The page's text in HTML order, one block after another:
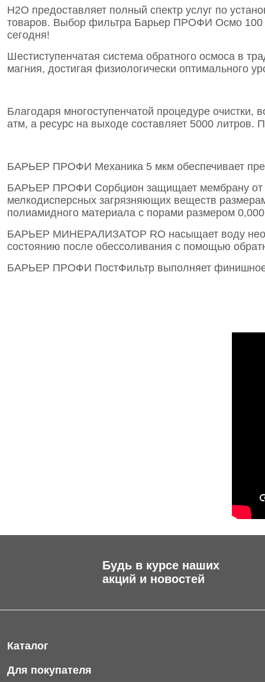
Н2О предоставляет полный спектр услуг по
товаров. Выбор фильтра Барьер ПРОФИ Осмо 100
сегодня!
Шестиступенчатая система обратного осмоса в
магния, достигая физиологически оптимального
Благодаря многоступенчатой процедуре очистки,
атм, а ресурс на выходе составляет 5000 литров.
БАРЬЕР ПРОФИ Механика 5 мкм обеспечивает
БАРЬЕР ПРОФИ Сорбцион защищает мембрану
мелкодисперсных загрязняющих веществ
полиамидного материала с порами размером
БАРЬЕР МИНЕРАЛИЗАТОР RO насыщает воду
состоянию после обессоливания с помощью
БАРЬЕР ПРОФИ ПостФильтр выполняет финишное
Будь в курсе наших
акций и новостей
Каталог
Фильтры для питьевой воды
Для покупателя